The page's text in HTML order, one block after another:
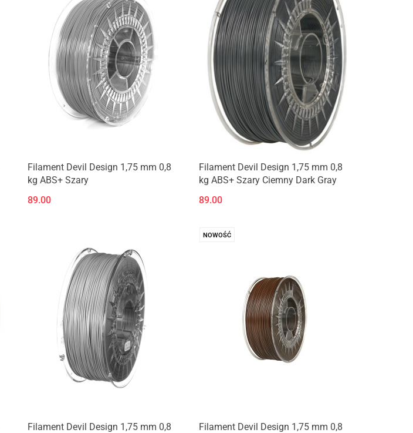
Filament Devil Design 1,75 mm 0,8
kg ABS+ Szary
89.00
Filament Devil Design 1,75 mm 0,8
kg ABS+ Szary Ciemny Dark Gray
89.00
Produkt niedostępny
Filament Devil Design 1,75 mm 0,8
NOWOŚĆ
Filament Devil Design 1,75 mm 0,8